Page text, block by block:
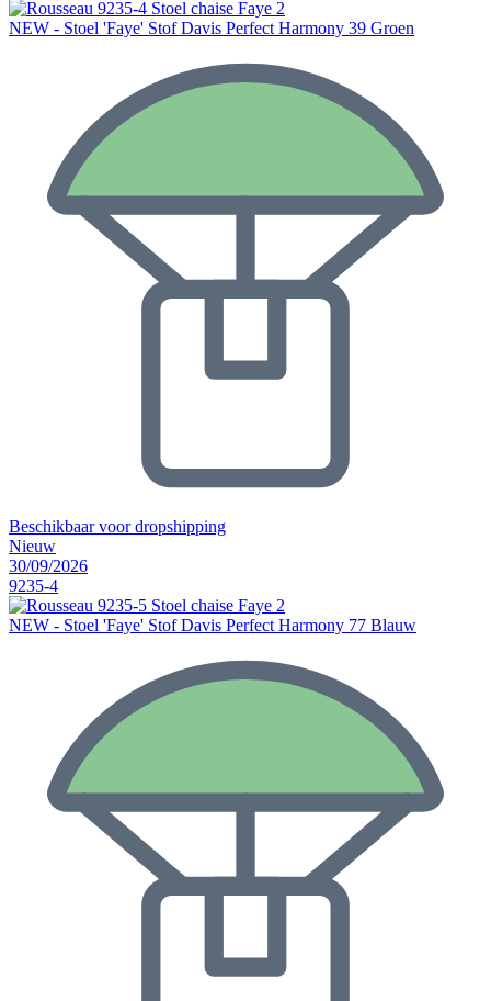
NEW - Stoel 'Faye' Stof Davis Perfect Harmony 39 Groen
Beschikbaar voor dropshipping
Nieuw
30/09/2026
9235-4
NEW - Stoel 'Faye' Stof Davis Perfect Harmony 77 Blauw